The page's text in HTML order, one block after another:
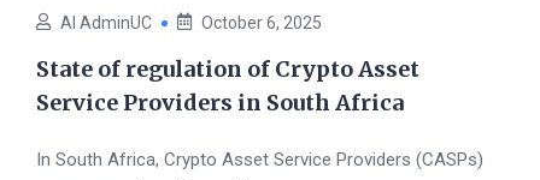
AI AdminUC October 6, 2025
State of regulation of Crypto Asset
Service Providers in South Africa
In South Africa, Crypto Asset Service Providers (CASPs)